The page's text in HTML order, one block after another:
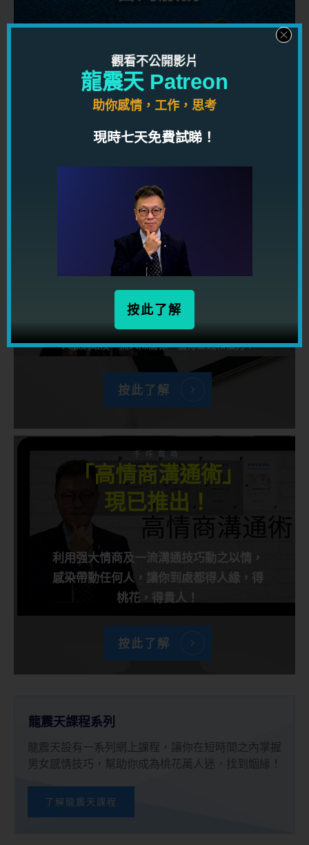
詢服務，助你解開人生困惑，解決
問題
按此了解
千呼萬喚
「辦公室政治術」
現已推出！現做限時優惠！
利用心理學，手段及經實例驗證的可行方法，學習
權力和影響力的運作方式，讓你在職場上打造高端
人脈網絡及一流人際關係，獲得金錢和權力！
按此了解
千呼萬喚
「高情商溝通術」
現已推出！
利用强大情商及一流溝通技巧動之以情，
感染帶動任何人，讓你到處都得人緣，得
桃花，得貴人！
按此了解
龍震天課程系列
龍震天設有一系列網上課程，讓你在短時間之內掌握
男女感情技巧，幫助你成為桃花萬人迷，找到姻緣！
了解龍震天課程
觀看不公開影片
龍震天 Patreon
助你感情，工作，思考
現時七天免費試睇！
按此了解